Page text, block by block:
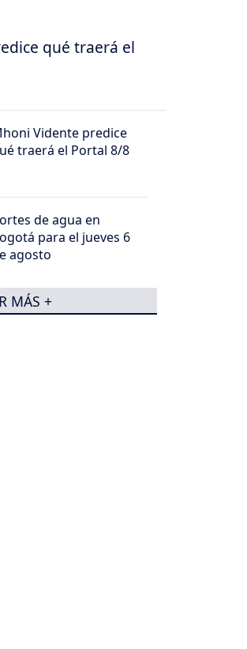
qué traerá el
Vidente predice
traerá el Portal 8/8
de agua en
para el jueves 6
agosto
MÁS +